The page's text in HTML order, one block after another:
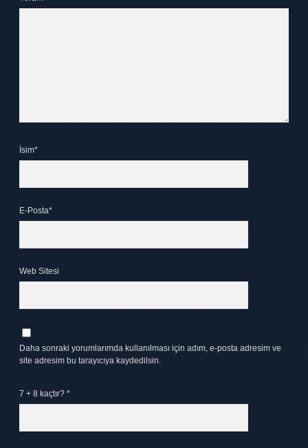
İsim*
E-Posta*
Web Sitesi
Daha sonraki yorumlarımda kullanılması için adım, e-posta adresim ve
site adresim bu tarayıcıya kaydedilsin.
7 + 8 kaçtır? *